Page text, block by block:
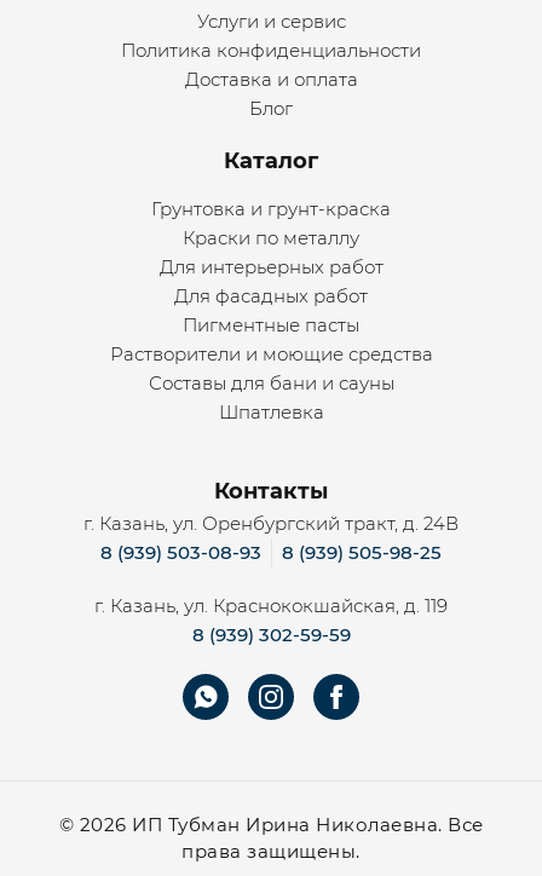
Услуги и сервис
Политика конфиденциальности
Доставка и оплата
Блог
Каталог
Грунтовка и грунт-краска
Краски по металлу
Для интерьерных работ
Для фасадных работ
Пигментные пасты
Растворители и моющие средства
Составы для бани и сауны
Шпатлевка
Контакты
г. Казань, ул. Оренбургский тракт, д. 24В
8 (939) 503-08-93
8 (939) 505-98-25
г. Казань, ул. Краснококшайская, д. 119
8 (939) 302-59-59
© 2026 ИП Тубман Ирина Николаевна. Все
права защищены.